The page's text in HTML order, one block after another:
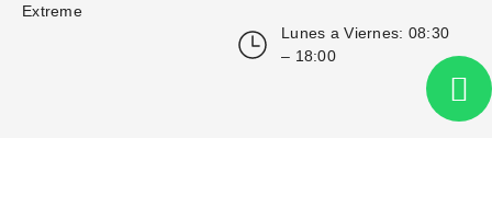
Extreme
Lunes a Viernes: 08:30
– 18:00